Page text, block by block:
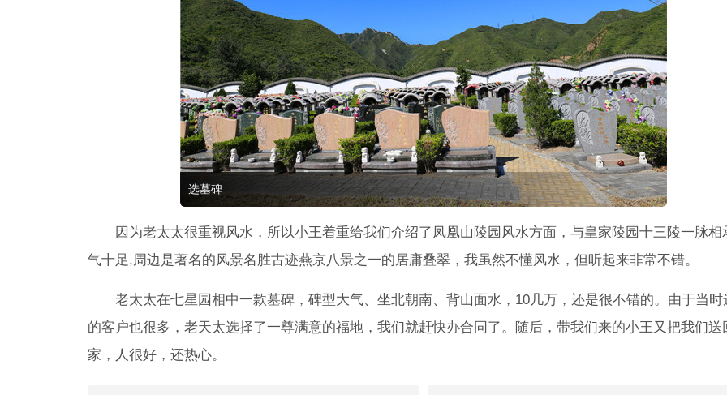
选墓碑
因为老太太很重视风水，所以小王着重给我们介绍了凤凰山陵园风水方面，与皇家陵园十三陵一脉相
气十足,周边是著名的风景名胜古迹燕京八景之一的居庸叠翠，我虽然不懂风水，但听起来非常不错。
老太太在七星园相中一款墓碑，碑型大气、坐北朝南、背山面水，10几万，还是很不错的。由于当时
的客户也很多，老天太选择了一尊满意的福地，我们就赶快办合同了。随后，带我们来的小王又把我们送
家，人很好，还热心。